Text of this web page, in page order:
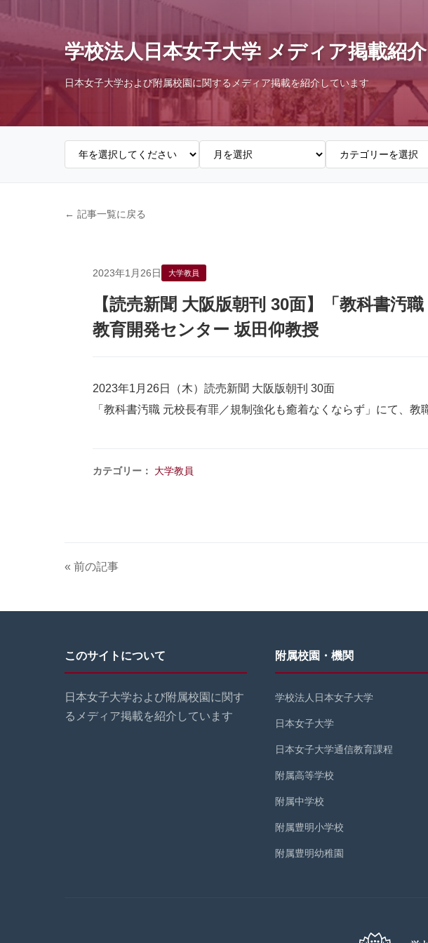
学校法人日本女子大学 メディア掲載紹介
日本女子大学および附属校園に関するメディア掲載を紹介しています
← 記事一覧に戻る
2023年1月26日 大学教員
【読売新聞 大阪版朝刊 30面】「教科書汚
教育開発センター 坂田仰教授
2023年1月26日（木）読売新聞 大阪版朝刊 30面
「教科書汚職 元校長有罪／規制強化も癒着なくならず」にて、
カテゴリー： 大学教員
« 前の記事
このサイトについて
日本女子大学および附属校園に関す
るメディア掲載を紹介しています
附属校園・機関
学校法人日本女子大学
日本女子大学
日本女子大学通信教育課程
附属高等学校
附属中学校
附属豊明小学校
附属豊明幼稚園